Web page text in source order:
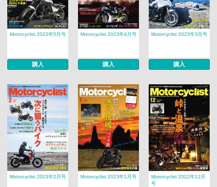
Motorcyclist 2023年5月号
購入
Motorcyclist 2023年4月号
購入
Motorcyclist 2023年3月号
購入
Motorcyclist 2023年2月号 Motorcyclist 2023年1月号
Motorcyclist 2022年12月
号